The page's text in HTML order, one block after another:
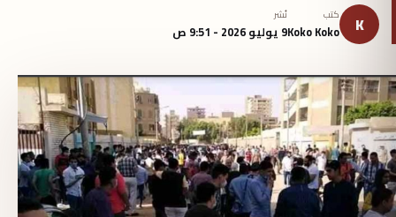
K كتب
Koko Koko
نُشر
9 يوليو 2026 - 9:51 ص